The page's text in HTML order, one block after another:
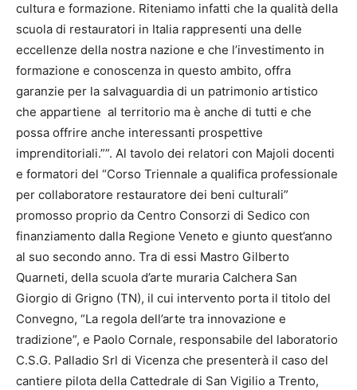
cultura e formazione. Riteniamo infatti che la qualità della
scuola di restauratori in Italia rappresenti una delle
eccellenze della nostra nazione e che l’investimento in
formazione e conoscenza in questo ambito, offra
garanzie per la salvaguardia di un patrimonio artistico
che appartiene al territorio ma è anche di tutti e che
possa offrire anche interessanti prospettive
imprenditoriali.””. Al tavolo dei relatori con Majoli docenti
e formatori del “Corso Triennale a qualifica professionale
per collaboratore restauratore dei beni culturali”
promosso proprio da Centro Consorzi di Sedico con
finanziamento dalla Regione Veneto e giunto quest’anno
al suo secondo anno. Tra di essi Mastro Gilberto
Quarneti, della scuola d’arte muraria Calchera San
Giorgio di Grigno (TN), il cui intervento porta il titolo del
Convegno, “La regola dell’arte tra innovazione e
tradizione”, e Paolo Cornale, responsabile del laboratorio
C.S.G. Palladio Srl di Vicenza che presenterà il caso del
cantiere pilota della Cattedrale di San Vigilio a Trento,